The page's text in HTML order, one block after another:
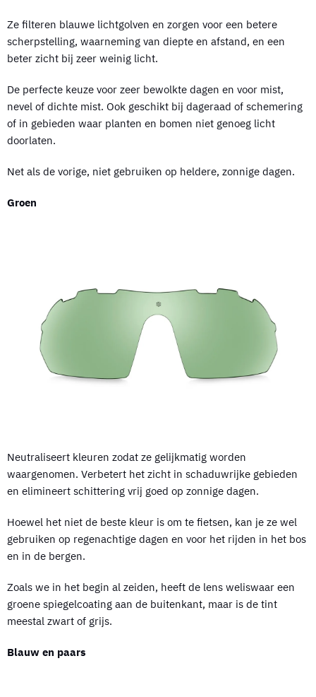
Ze filteren blauwe lichtgolven en zorgen voor een betere
scherpstelling, waarneming van diepte en afstand, en een
beter zicht bij zeer weinig licht.
De perfecte keuze voor zeer bewolkte dagen en voor mist,
nevel of dichte mist. Ook geschikt bij dageraad of schemering
of in gebieden waar planten en bomen niet genoeg licht
doorlaten.
Net als de vorige, niet gebruiken op heldere, zonnige dagen.
Groen
Neutraliseert kleuren zodat ze gelijkmatig worden
waargenomen. Verbetert het zicht in schaduwrijke gebieden
en elimineert schittering vrij goed op zonnige dagen.
Hoewel het niet de beste kleur is om te fietsen, kan je ze wel
gebruiken op regenachtige dagen en voor het rijden in het bos
en in de bergen.
Zoals we in het begin al zeiden, heeft de lens weliswaar een
groene spiegelcoating aan de buitenkant, maar is de tint
meestal zwart of grijs.
Blauw en paars